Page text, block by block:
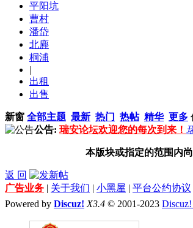
平阳坑
曹村
潘岱
北麂
桐浦
|
出租
出售
新窗 全部主题 最新 热门 热帖 精华 更多
公告: 瑞安论坛欢迎您的每次到来！
本版块或指定的范围内
返 回
广告业务 | 关于我们 | 小黑屋 | 平台公约协议
Powered by Discuz! X3.4 © 2001-2023 Discuz!